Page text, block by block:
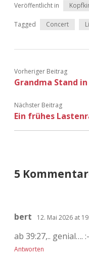
Veröffentlicht in
Tagged Concert
Vorheriger Beitrag
Grandma Stand in
Nächster Beitrag
Ein frühes
5
bert 12. Mai 2026 at
ab 39:27,.. genial….
Antworten